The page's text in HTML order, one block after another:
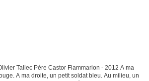
Tallec Père Castor Flammarion - 2012 A ma
A ma droite, un petit soldat bleu. Au milieu, un